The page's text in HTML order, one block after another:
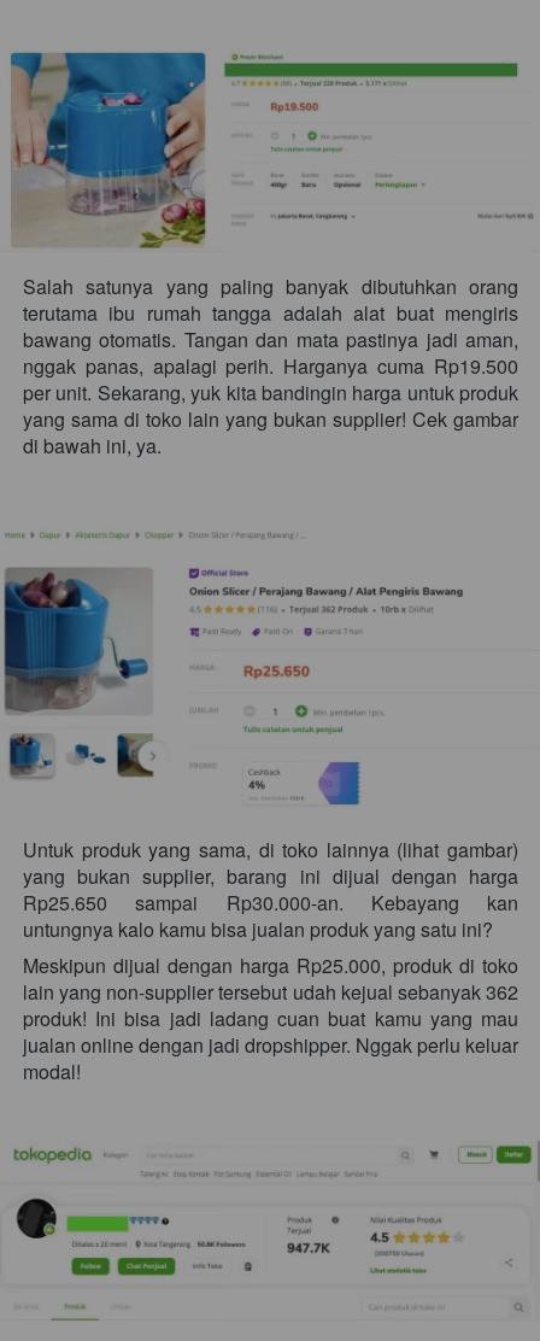
Salah satunya yang paling banyak dibutuhkan orang
terutama ibu rumah tangga adalah alat buat mengiris
bawang otomatis. Tangan dan mata pastinya jadi aman,
nggak panas, apalagi perih. Harganya cuma Rp19.500
per unit. Sekarang, yuk kita bandingin harga untuk produk
yang sama di toko lain yang bukan supplier! Cek gambar
di bawah ini, ya.
Untuk produk yang sama, di toko lainnya (lihat gambar)
yang bukan supplier, barang ini dijual dengan harga
Rp25.650 sampai Rp30.000-an. Kebayang kan
untungnya kalo kamu bisa jualan produk yang satu ini?
Meskipun dijual dengan harga Rp25.000, produk di toko
lain yang non-supplier tersebut udah kejual sebanyak 362
produk! Ini bisa jadi ladang cuan buat kamu yang mau
jualan online dengan jadi dropshipper. Nggak perlu keluar
modal!